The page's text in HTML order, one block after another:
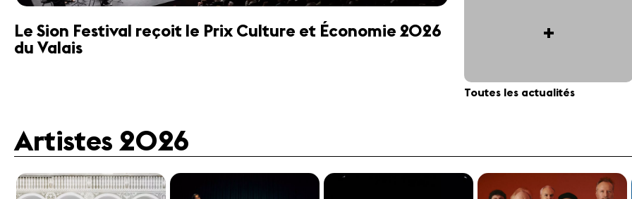
Le Sion Festival reçoit le Prix Culture et Économie 2026
du Valais
+
Toutes les actualités
Artistes 2026